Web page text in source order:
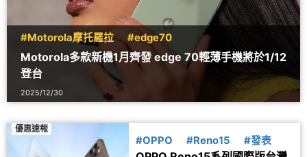
#Motorola摩托羅拉 #edge70
Motorola多款新機1月齊發 edge 70輕薄手機將於1/12
登台
2025/12/30
優惠速報
#OPPO #Reno15 #發表